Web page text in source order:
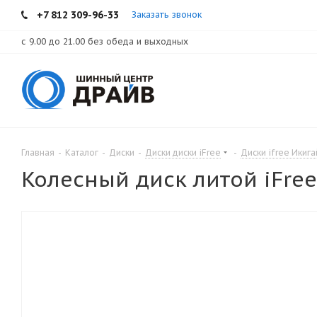
+7 812 309-96-33 Заказать звонок
с 9.00 до 21.00 без обеда и выходных
Главная - Каталог - Диски - Диски диски iFree - Диски ifree
Колесный диск литой